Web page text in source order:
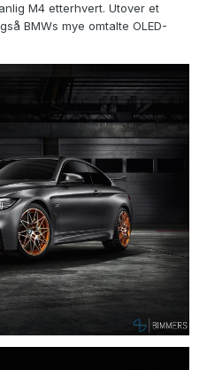
M4 etterhvert. Utover et
BMWs mye omtalte OLED-